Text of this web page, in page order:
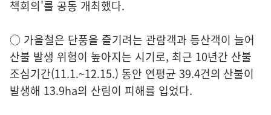
책회의'를 공동 개최했다.
○ 가을철은 단풍을 즐기려는 관람객과 등산객이 늘어
산불 발생 위험이 높아지는 시기로, 최근 10년간 산불
조심기간(11.1.~12.15.) 동안 연평균 39.4건의 산불이
발생해 13.9ha의 산림이 피해를 입었다.